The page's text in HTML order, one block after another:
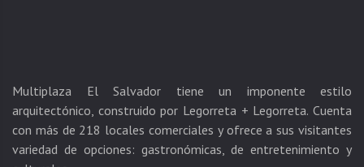
Multiplaza El Salvador tiene un imponente estilo
arquitectónico, construido por Legorreta + Legorreta. Cuenta
con más de 218 locales comerciales y ofrece a sus visitantes
variedad de opciones: gastronómicas, de entretenimiento y